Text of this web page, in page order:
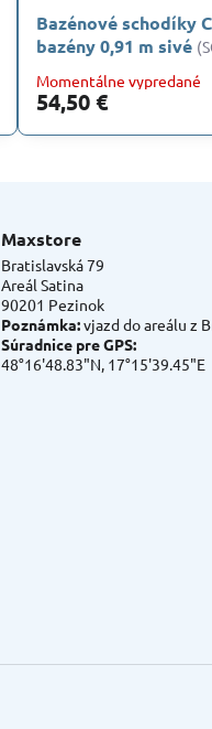
Bazénové schodíky
bazény 0,91 m sivé
Momentálne vypredané
54,50 €
Maxstore
Bratislavská 79
Areál Satina
90201 Pezinok
Poznámka:vjazd do areálu z
Súradnice pre GPS:
48°16'48.83"N, 17°15'39.45"E